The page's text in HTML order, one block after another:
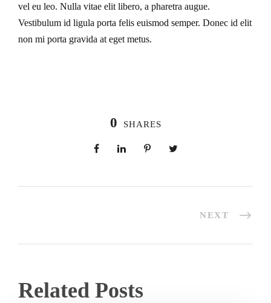
vel eu leo. Nulla vitae elit libero, a pharetra augue.
Vestibulum id ligula porta felis euismod semper. Donec id elit
non mi porta gravida at eget metus.
0 SHARES
NEXT
Related Posts